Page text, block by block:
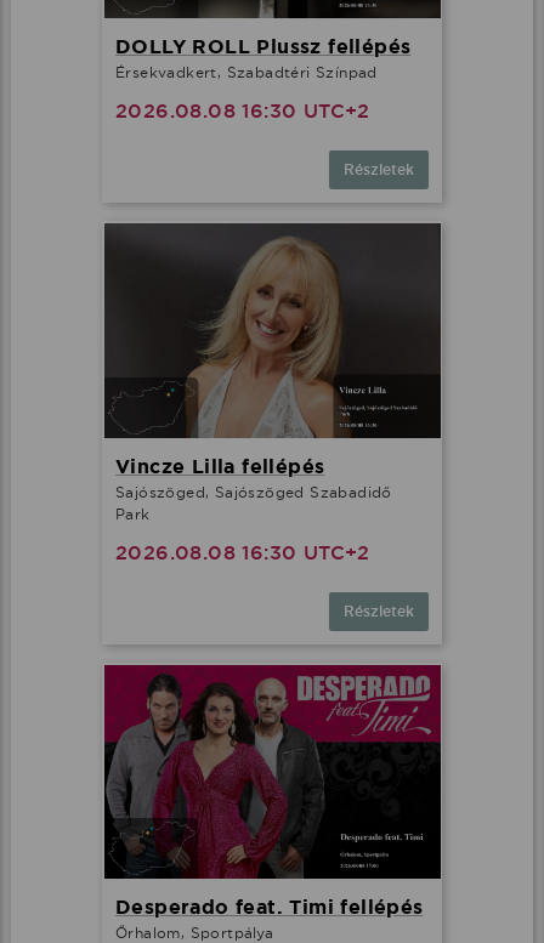
DOLLY ROLL Plussz fellépés
Érsekvadkert, Szabadtéri Színpad
2026.08.08 16:30 UTC+2
Részletek
Vincze Lilla fellépés
Sajószöged, Sajószöged Szabadidő
Park
2026.08.08 16:30 UTC+2
Részletek
Desperado feat. Timi fellépés
Őrhalom, Sportpálya